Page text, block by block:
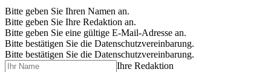
Bitte geben Sie Ihren Namen an.
Bitte geben Sie Ihre Redaktion an.
Bitte geben Sie eine gültige E-Mail-Adresse an.
Bitte bestätigen Sie die Datenschutzvereinbarung.
Bitte bestätigen Sie die Datenschutzvereinbarung.
Ihre Redaktion